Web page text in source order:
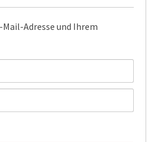
Adresse und Ihrem